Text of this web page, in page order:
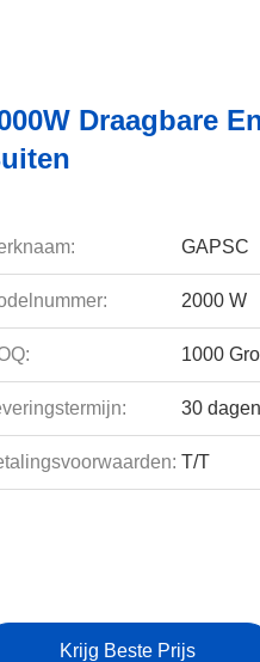
Draagbare
GAPSC
2000 W
1000
30 dagen
T/T
Krijg Beste Prijs